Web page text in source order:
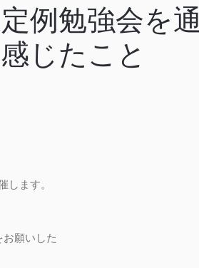
例勉強会を通
じたこと
します。
お願いした